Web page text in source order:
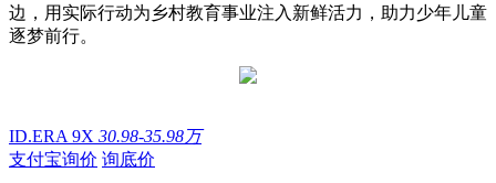
边，用实际行动为乡村教育事业注入新鲜活力，助力少年儿童
逐梦前行。
ID.ERA 9X 30.98-35.98万
支付宝询价 询底价